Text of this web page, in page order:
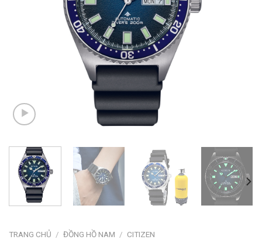
TRANG CHỦ / ĐỒNG HỒ NAM / CITIZEN